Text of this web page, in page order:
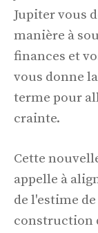
Jupiter vous
manière à
finances et
vous donne
terme pour
crainte.
Cette
appelle à
de l'estime
construction